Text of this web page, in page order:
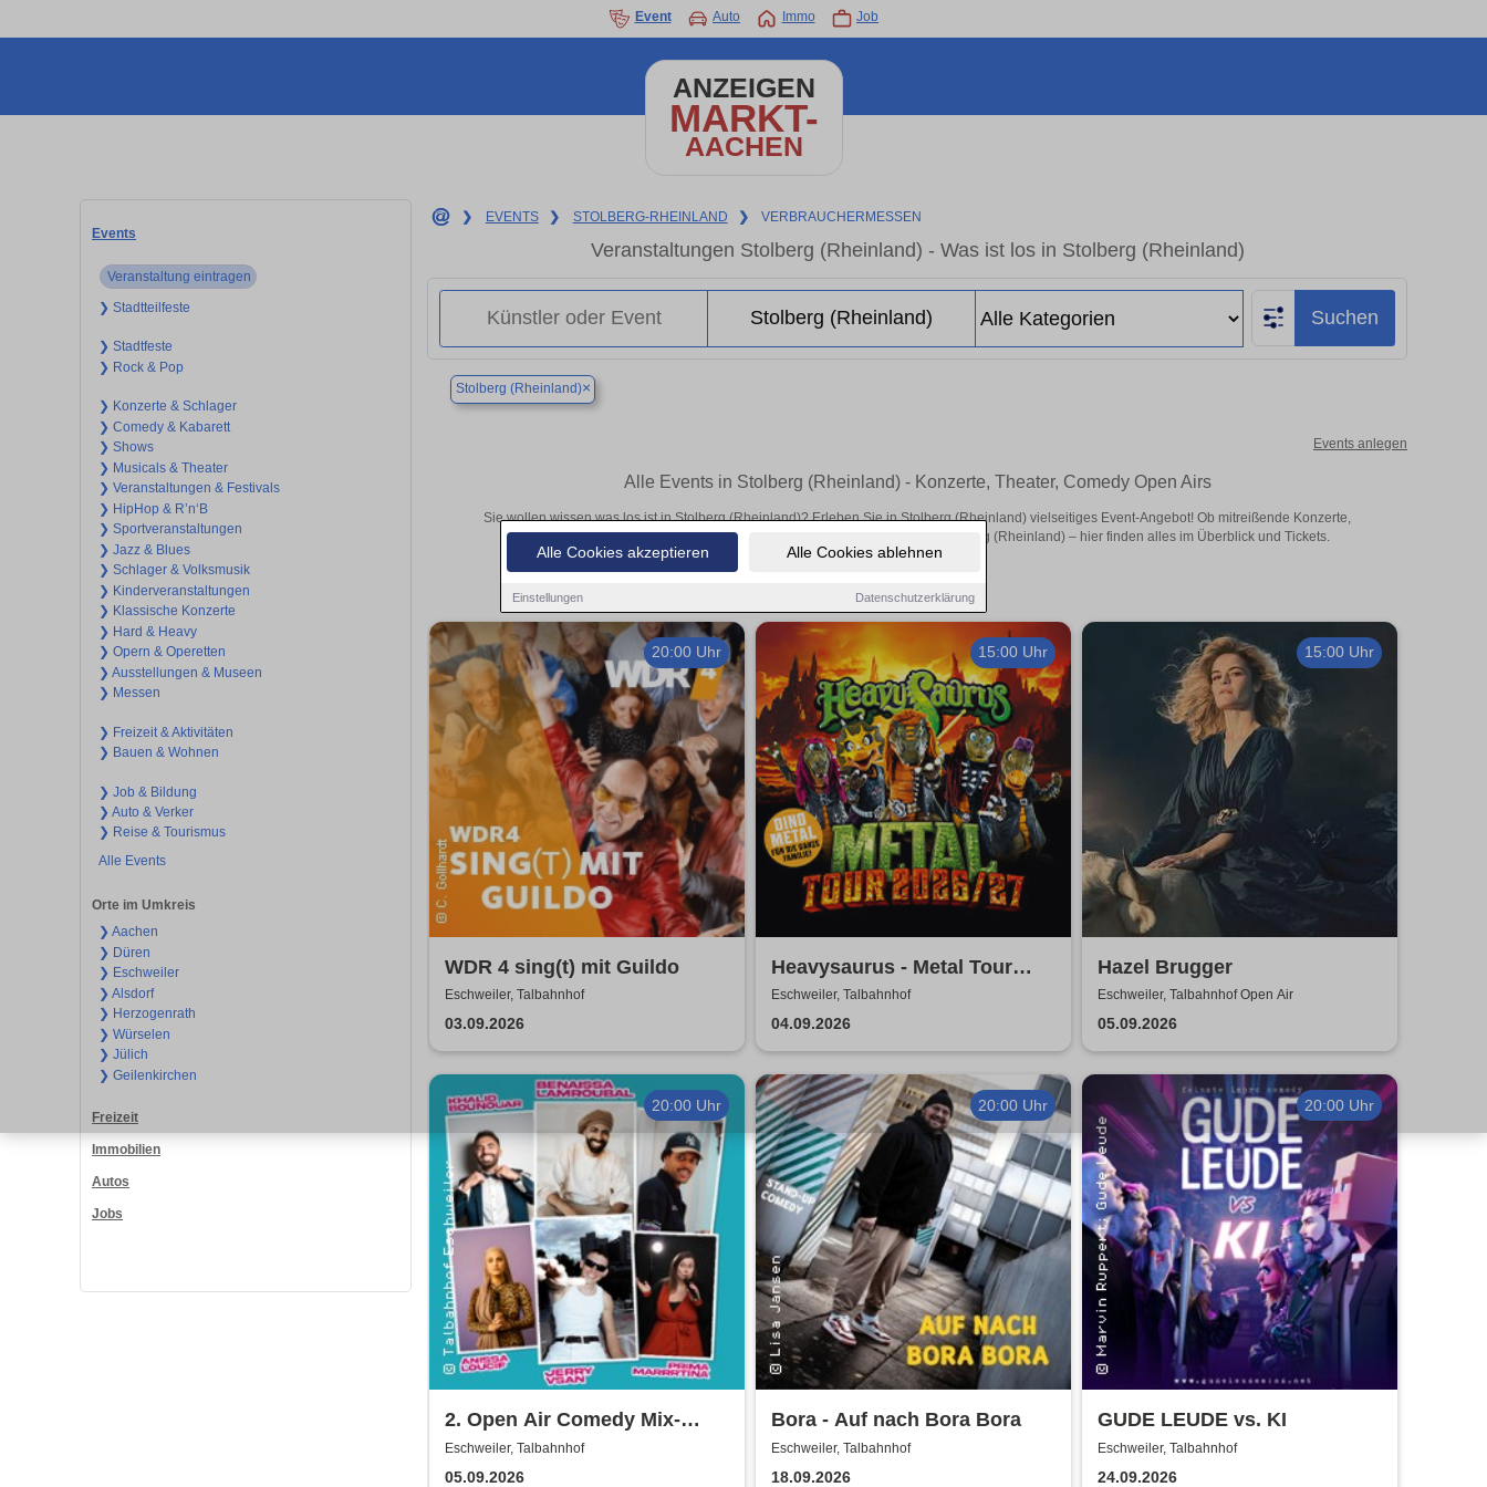
Alle Cookies akzeptieren Alle Cookies ablehnen
Einstellungen Datenschutzerklärung
Event Auto Immo Job
ANZEIGEN
MARKT-
AACHEN
Events
Veranstaltung eintragen
❯ Stadtteilfeste
❯ Stadtfeste
❯ Rock & Pop
❯ Konzerte & Schlager
❯ Comedy & Kabarett
❯ Shows
❯ Musicals & Theater
❯ Veranstaltungen & Festivals
❯ HipHop & R’n‘B
❯ Sportveranstaltungen
❯ Jazz & Blues
❯ Schlager & Volksmusik
❯ Kinderveranstaltungen
❯ Klassische Konzerte
❯ Hard & Heavy
❯ Opern & Operetten
❯ Ausstellungen & Museen
❯ Messen
❯ Freizeit & Aktivitäten
❯ Bauen & Wohnen
❯ Job & Bildung
❯ Auto & Verker
❯ Reise & Tourismus
Alle Events
Orte im Umkreis
❯ Aachen
❯ Düren
❯ Eschweiler
❯ Alsdorf
❯ Herzogenrath
❯ Würselen
❯ Jülich
❯ Geilenkirchen
Freizeit
Immobilien
Autos
Jobs
❯ EVENTS ❯ STOLBERG-RHEINLAND ❯ VERBRAUCHERMESSEN
Veranstaltungen Stolberg (Rheinland) - Was ist los in Stolberg (Rheinland)
Suchen
Stolberg (Rheinland)×
Events anlegen
Alle Events in Stolberg (Rheinland) - Konzerte, Theater, Comedy Open Airs
Sie wollen wissen was los ist in Stolberg (Rheinland)? Erleben Sie in Stolberg (Rheinland) vielseitiges Event-Angebot! Ob mitreißende Konzerte,
inspirierende Theateraufführungen oder aufregende Veranstaltungen in Stolberg (Rheinland) – hier finden alles im Überblick und Tickets.
20:00 Uhr
WDR 4 sing(t) mit Guildo
Eschweiler, Talbahnhof
03.09.2026
15:00 Uhr
Heavysaurus - Metal Tour
2026/27
Eschweiler, Talbahnhof
04.09.2026
15:00 Uhr
Hazel Brugger
Eschweiler, Talbahnhof Open Air
05.09.2026
20:00 Uhr
2. Open Air Comedy Mix-
Show - Khalid Bounouar,
Benaissa Lamroubal, Abeku
Eschweiler, Talbahnhof
05.09.2026
20:00 Uhr
Bora - Auf nach Bora Bora
Eschweiler, Talbahnhof
18.09.2026
20:00 Uhr
GUDE LEUDE vs. KI
Eschweiler, Talbahnhof
24.09.2026